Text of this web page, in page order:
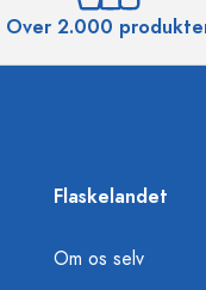
Over 2.000
Flaskelandet
Om os selv